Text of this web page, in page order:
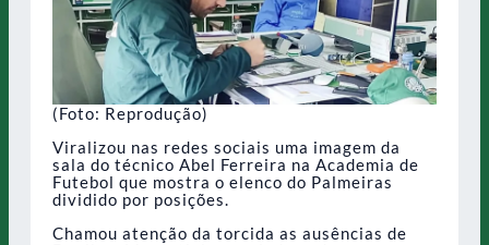
(Foto: Reprodução)
Viralizou nas redes sociais uma imagem da
sala do técnico Abel Ferreira na Academia de
Futebol que mostra o elenco do Palmeiras
dividido por posições.
Chamou atenção da torcida as ausências de